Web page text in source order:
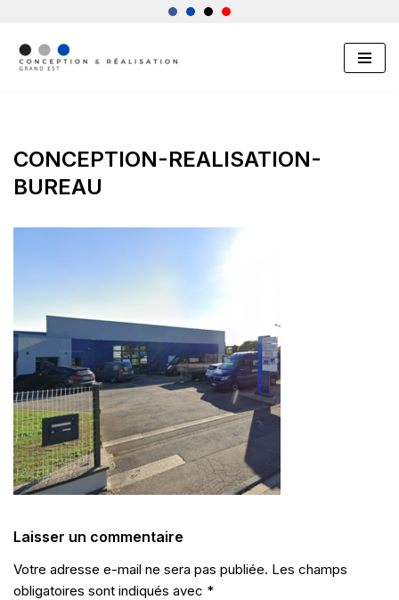
Aller
au
CONCEPTION-REALISATION-
BUREAU
Laisser un commentaire
Votre adresse e-mail ne sera pas publiée. Les champs
obligatoires sont indiqués avec *